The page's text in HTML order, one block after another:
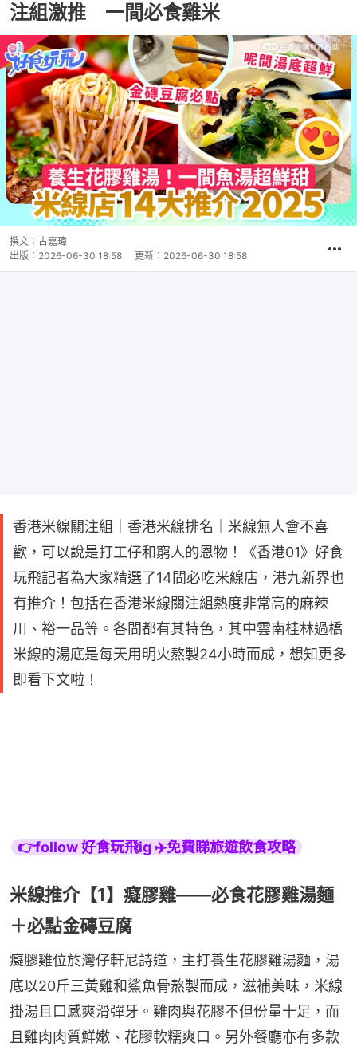
注組激推 一間必食雞米
撰文： 古嘉瑋
出版： 2026-06-30 18:58 更新： 2026-06-30 18:58
香港米線關注組｜香港米線排名｜米線無人會不喜
歡，可以說是打工仔和窮人的恩物！《香港01》好食
玩飛記者為大家精選了14間必吃米線店，港九新界也
有推介！包括在香港米線關注組熱度非常高的麻辣
川、裕一品等。各間都有其特色，其中雲南桂林過橋
米線的湯底是每天用明火熬製24小時而成，想知更多
即看下文啦！
👉follow 好食玩飛ig ✈️免費睇旅遊飲食攻略
米線推介【1】癡膠雞——必食花膠雞湯麵
＋必點金磚豆腐
癡膠雞位於灣仔軒尼詩道，主打養生花膠雞湯麵，湯
底以20斤三黃雞和鯊魚骨熬製而成，滋補美味，米線
掛湯且口感爽滑彈牙。雞肉與花膠不但份量十足，而
且雞肉肉質鮮嫩、花膠軟糯爽口。另外餐廳亦有多款